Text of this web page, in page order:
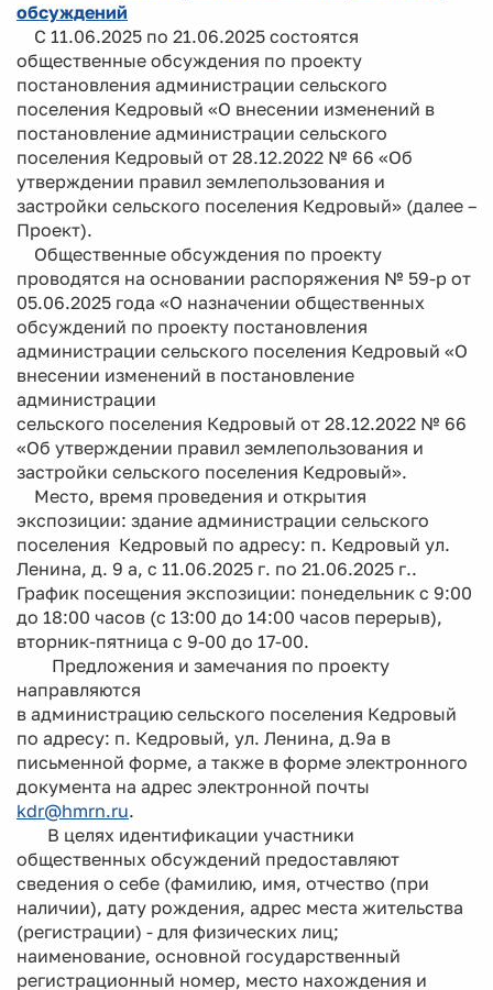
обсуждений
С 11.06.2025 по 21.06.2025 состоятся
общественные обсуждения по проекту
постановления администрации сельского
поселения Кедровый «О внесении изменений в
постановление администрации сельского
поселения Кедровый от 28.12.2022 № 66 «Об
утверждении правил землепользования и
застройки сельского поселения Кедровый» (далее –
Проект).
Общественные обсуждения по проекту
проводятся на основании распоряжения № 59-р от
05.06.2025 года «О назначении общественных
обсуждений по проекту постановления
администрации сельского поселения Кедровый «О
внесении изменений в постановление
администрации
сельского поселения Кедровый от 28.12.2022 № 66
«Об утверждении правил землепользования и
застройки сельского поселения Кедровый».
Место, время проведения и открытия
экспозиции: здание администрации сельского
поселения Кедровый по адресу: п. Кедровый ул.
Ленина, д. 9 а, с 11.06.2025 г. по 21.06.2025 г..
График посещения экспозиции: понедельник с 9:00
до 18:00 часов (с 13:00 до 14:00 часов перерыв),
вторник-пятница с 9-00 до 17-00.
Предложения и замечания по проекту
направляются
в администрацию сельского поселения Кедровый
по адресу: п. Кедровый, ул. Ленина, д.9а в
письменной форме, а также в форме электронного
документа на адрес электронной почты
kdr@hmrn.ru.
В целях идентификации участники
общественных обсуждений предоставляют
сведения о себе (фамилию, имя, отчество (при
наличии), дату рождения, адрес места жительства
(регистрации) - для физических лиц;
наименование, основной государственный
регистрационный номер, место нахождения и